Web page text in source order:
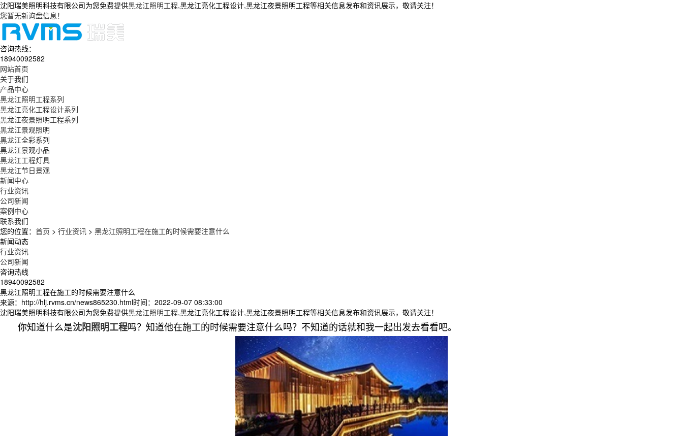
沈阳瑞美照明科技有限公司为您免费提供黑龙江照明工程,黑龙江亮化工程设计,黑龙江夜景照明工程等相关信息发布和资讯展示，敬请关注！
您暂无新询盘信息！
咨询热线：
18940092582
网站首页
关于我们
产品中心
黑龙江照明工程系列
黑龙江亮化工程设计系列
黑龙江夜景照明工程系列
黑龙江景观照明
黑龙江全彩系列
黑龙江景观小品
黑龙江工程灯具
黑龙江节日景观
新闻中心
行业资讯
公司新闻
案例中心
联系我们
您的位置： 首页 > 行业资讯 > 黑龙江照明工程在施工的时候需要注意什么
新闻动态
行业资讯
公司新闻
咨询热线
18940092582
黑龙江照明工程在施工的时候需要注意什么
来源：http://hlj.rvms.cn/news865230.html时间：2022-09-07 08:33:00
沈阳瑞美照明科技有限公司为您免费提供黑龙江照明工程,黑龙江亮化工程设计,黑龙江夜景照明工程等相关信息发布和资讯展示，敬请关注！
你知道什么是沈阳照明工程吗？知道他在施工的时候需要注意什么吗？不知道的话就和我一起出发去看看吧。